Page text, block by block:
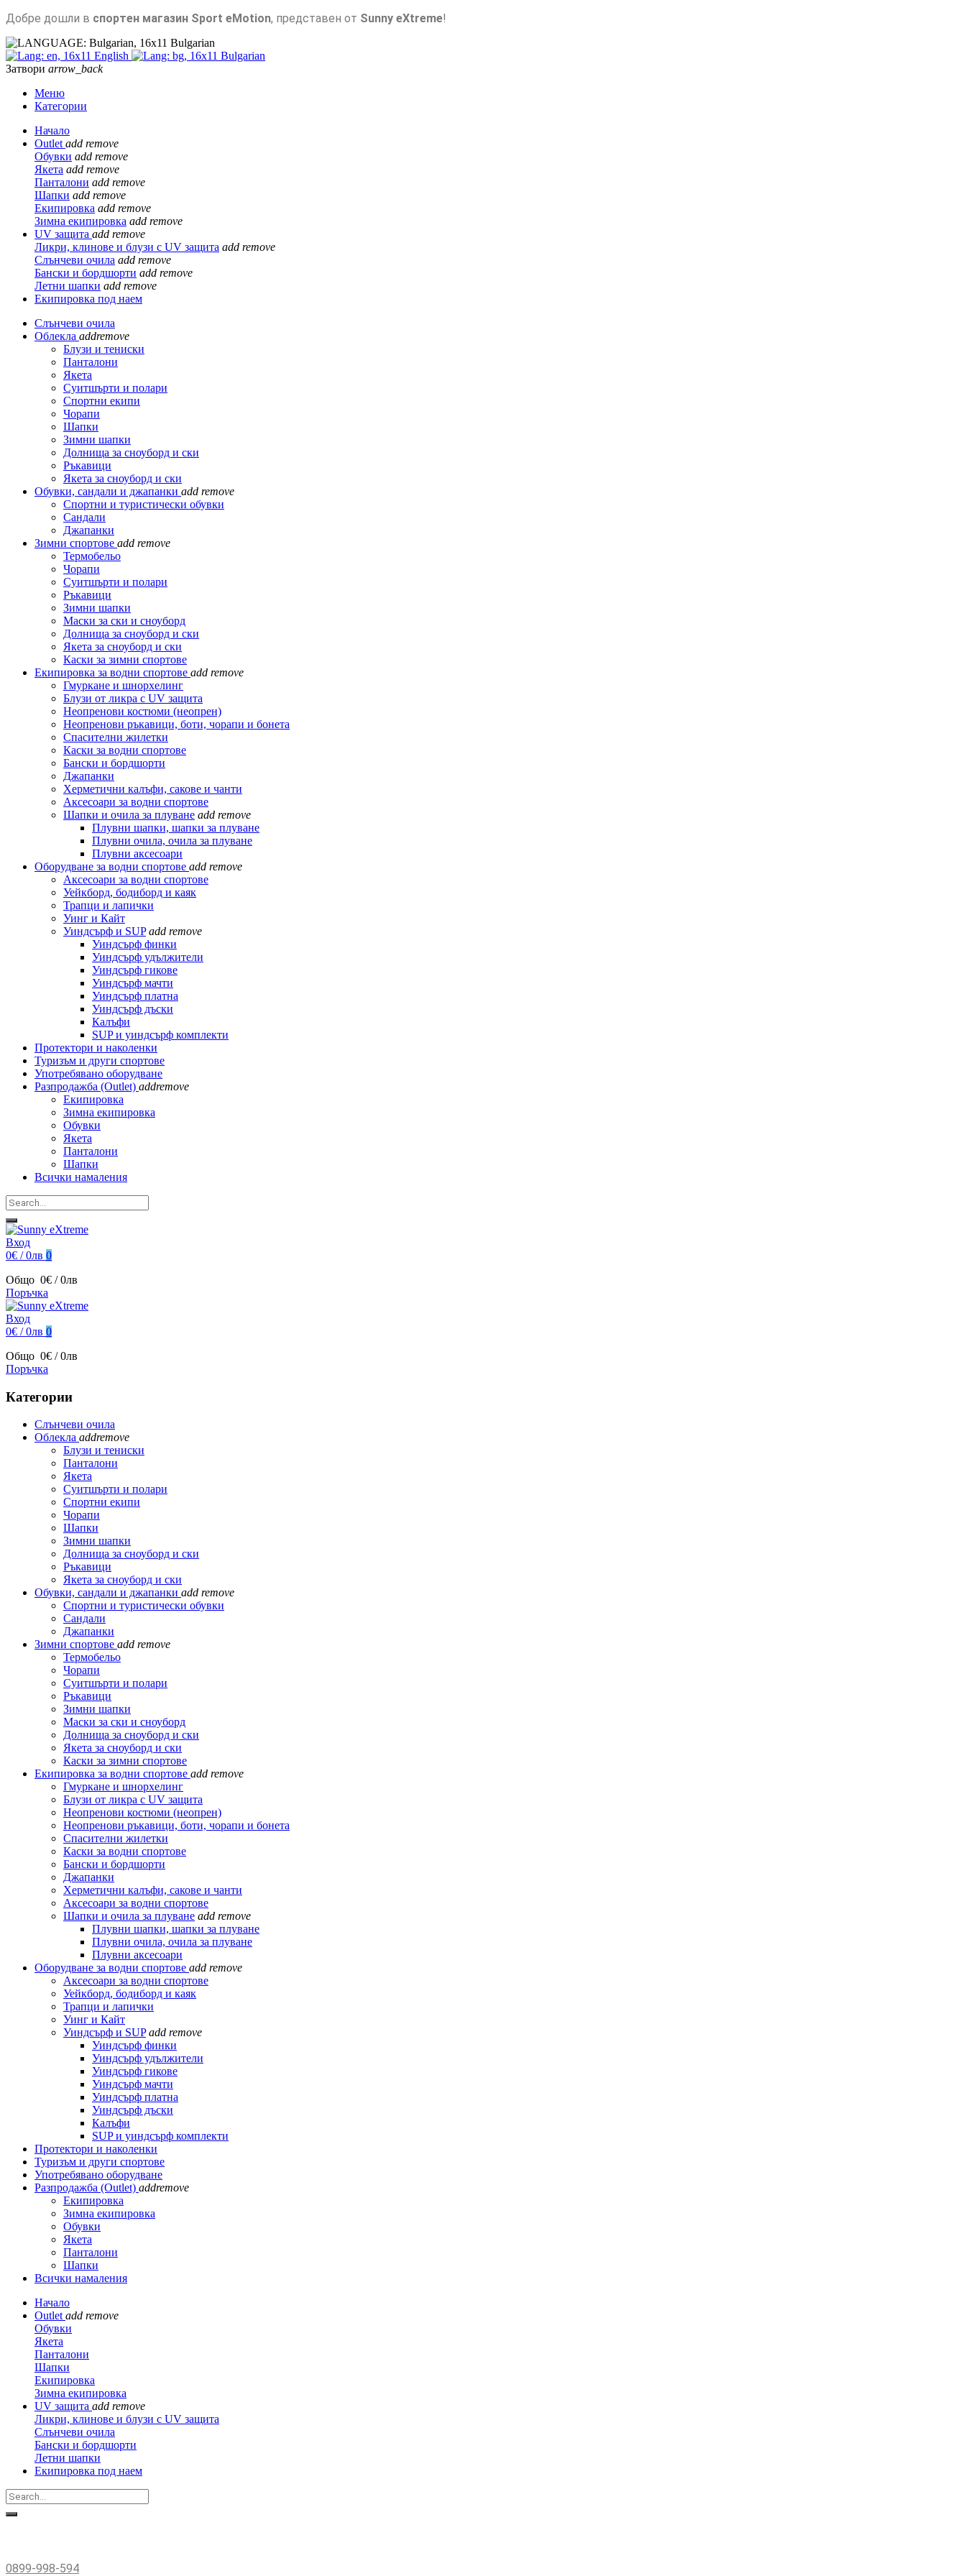
Добре дошли в спортен магазин Sport eMotion, представен от Sunny eXtreme!
Bulgarian
English
Bulgarian
Затвори arrow_back
Меню
Категории
Начало
Outlet add remove
Обувки add remove
Якета add remove
Панталони add remove
Шапки add remove
Екипировка add remove
Зимна екипировка add remove
UV защита add remove
Ликри, клинове и блузи с UV защита add remove
Слънчеви очила add remove
Бански и бордшорти add remove
Летни шапки add remove
Екипировка под наем
Слънчеви очила
Облекла addremove
Блузи и тениски
Панталони
Якета
Суитшърти и полари
Спортни екипи
Чорапи
Шапки
Зимни шапки
Долнища за сноуборд и ски
Ръкавици
Якета за сноуборд и ски
Обувки, сандали и джапанки add remove
Спортни и туристически обувки
Сандали
Джапанки
Зимни спортове add remove
Термобельо
Чорапи
Суитшърти и полари
Ръкавици
Зимни шапки
Маски за ски и сноуборд
Долнища за сноуборд и ски
Якета за сноуборд и ски
Каски за зимни спортове
Екипировка за водни спортове add remove
Гмуркане и шнорхелинг
Блузи от ликра с UV защита
Неопренови костюми (неопрен)
Неопренови ръкавици, боти, чорапи и бонета
Спасителни жилетки
Каски за водни спортове
Бански и бордшорти
Джапанки
Херметични калъфи, сакове и чанти
Аксесоари за водни спортове
Шапки и очила за плуване add remove
Плувни шапки, шапки за плуване
Плувни очила, очила за плуване
Плувни аксесоари
Оборудване за водни спортове add remove
Аксесоари за водни спортове
Уейкборд, бодиборд и каяк
Трапци и лапички
Уинг и Кайт
Уиндсърф и SUP add remove
Уиндсърф финки
Уиндсърф удължители
Уиндсърф гикове
Уиндсърф мачти
Уиндсърф платна
Уиндсърф дъски
Калъфи
SUP и уиндсърф комплекти
Протектори и наколенки
Туризъм и други спортове
Употребявано оборудване
Разпродажба (Outlet) addremove
Екипировка
Зимна екипировка
Обувки
Якета
Панталони
Шапки
Всички намаления
Вход
0€ / 0лв 0
Общо 0€ / 0лв
Поръчка
Вход
0€ / 0лв 0
Общо 0€ / 0лв
Поръчка
Категории
Слънчеви очила
Облекла addremove
Блузи и тениски
Панталони
Якета
Суитшърти и полари
Спортни екипи
Чорапи
Шапки
Зимни шапки
Долнища за сноуборд и ски
Ръкавици
Якета за сноуборд и ски
Обувки, сандали и джапанки add remove
Спортни и туристически обувки
Сандали
Джапанки
Зимни спортове add remove
Термобельо
Чорапи
Суитшърти и полари
Ръкавици
Зимни шапки
Маски за ски и сноуборд
Долнища за сноуборд и ски
Якета за сноуборд и ски
Каски за зимни спортове
Екипировка за водни спортове add remove
Гмуркане и шнорхелинг
Блузи от ликра с UV защита
Неопренови костюми (неопрен)
Неопренови ръкавици, боти, чорапи и бонета
Спасителни жилетки
Каски за водни спортове
Бански и бордшорти
Джапанки
Херметични калъфи, сакове и чанти
Аксесоари за водни спортове
Шапки и очила за плуване add remove
Плувни шапки, шапки за плуване
Плувни очила, очила за плуване
Плувни аксесоари
Оборудване за водни спортове add remove
Аксесоари за водни спортове
Уейкборд, бодиборд и каяк
Трапци и лапички
Уинг и Кайт
Уиндсърф и SUP add remove
Уиндсърф финки
Уиндсърф удължители
Уиндсърф гикове
Уиндсърф мачти
Уиндсърф платна
Уиндсърф дъски
Калъфи
SUP и уиндсърф комплекти
Протектори и наколенки
Туризъм и други спортове
Употребявано оборудване
Разпродажба (Outlet) addremove
Екипировка
Зимна екипировка
Обувки
Якета
Панталони
Шапки
Всички намаления
Начало
Outlet add remove
Обувки
Якета
Панталони
Шапки
Екипировка
Зимна екипировка
UV защита add remove
Ликри, клинове и блузи с UV защита
Слънчеви очила
Бански и бордшорти
Летни шапки
Екипировка под наем
0899-998-594